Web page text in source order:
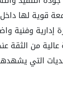
قوية لها
إدارية وفنية
من الثقة
التي